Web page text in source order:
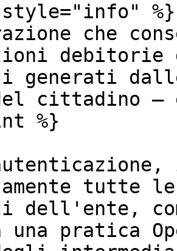
%}
che
debitorie
generati
cittadino
%}
tutte
dell'ente,
pratica